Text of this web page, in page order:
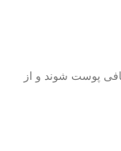
پوست شوند و از